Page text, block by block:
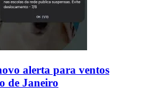
alerta para ventos
de Janeiro